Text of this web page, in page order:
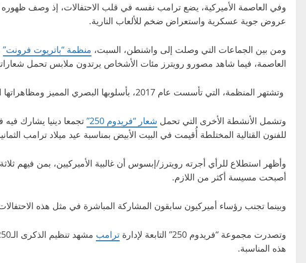
وفي العاصمة الأميركية، يضع ترامب نفسه في قلب الاحتفالات، إذ وصف ظهوره
عروض جوية عسكرية واستعراض ضخم للألعاب النارية.
ومن بين الجماعات التي وصلت إلى واشنطن، السبت، منظمة “باتريوت فرونت”
العاصمة، فيما شاهد مصورو رويترز مئات الأشخاص يرتدون ملابس تحمل
وتشتهر المنظمة، التي تأسست عام 2017، بأسلوبها البصري المميز ومظاهراتها المنظمة بإحكام.
وتشمل الأنشطة الأخرى التي تحمل شعار “فريدوم 250”
تجمعا دينيا يشارك
للفنون القتالية المختلطة أُقيمت في البيت الأبيض بمناسبة عيد ميلاد
أصبحت مسيسة أكثر من اللازم.
وبينما تجنب رؤساء أميركيون سابقون المشاركة المباشرة في مثل هذه
وتصدرت مجموعة “فريدوم 250” التابعة لإدارة ترامب
هذه المناسبة.